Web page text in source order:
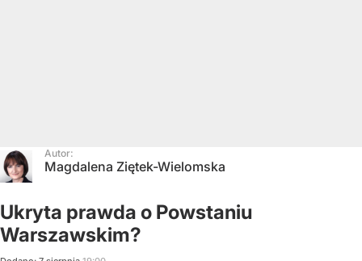
Autor:
Magdalena Ziętek-Wielomska
Ukryta prawda o Powstaniu
Warszawskim?